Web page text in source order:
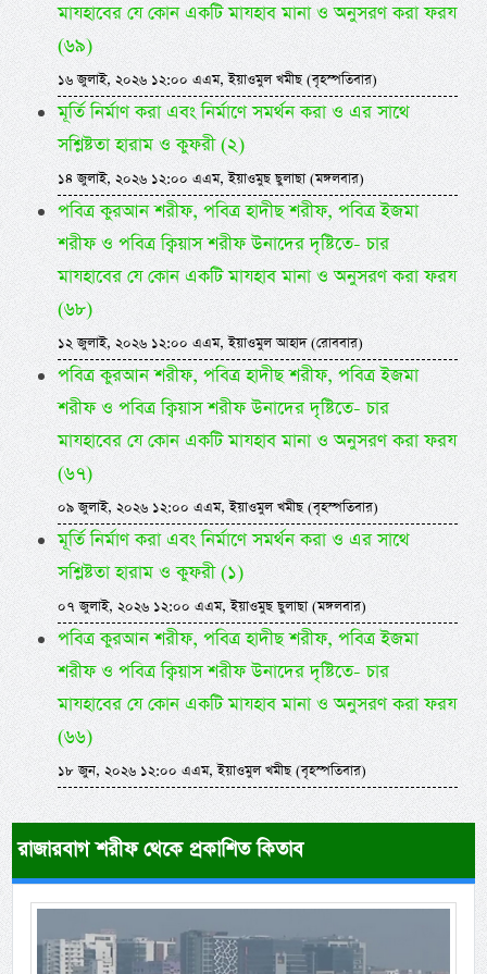
মাযহাবের যে কোন একটি মাযহাব মানা ও অনুসরণ করা ফরয
(৬৯)
১৬ জুলাই, ২০২৬ ১২:০০ এএম, ইয়াওমুল খমীছ (বৃহস্পতিবার)
মূর্তি নির্মাণ করা এবং নির্মাণে সমর্থন করা ও এর সাথে
সশ্লিষ্টতা হারাম ও কুফরী (২)
১৪ জুলাই, ২০২৬ ১২:০০ এএম, ইয়াওমুছ ছুলাছা (মঙ্গলবার)
পবিত্র কুরআন শরীফ, পবিত্র হাদীছ শরীফ, পবিত্র ইজমা
শরীফ ও পবিত্র ক্বিয়াস শরীফ উনাদের দৃষ্টিতে- চার
মাযহাবের যে কোন একটি মাযহাব মানা ও অনুসরণ করা ফরয
(৬৮)
১২ জুলাই, ২০২৬ ১২:০০ এএম, ইয়াওমুল আহাদ (রোববার)
পবিত্র কুরআন শরীফ, পবিত্র হাদীছ শরীফ, পবিত্র ইজমা
শরীফ ও পবিত্র ক্বিয়াস শরীফ উনাদের দৃষ্টিতে- চার
মাযহাবের যে কোন একটি মাযহাব মানা ও অনুসরণ করা ফরয
(৬৭)
০৯ জুলাই, ২০২৬ ১২:০০ এএম, ইয়াওমুল খমীছ (বৃহস্পতিবার)
মূর্তি নির্মাণ করা এবং নির্মাণে সমর্থন করা ও এর সাথে
সশ্লিষ্টতা হারাম ও কুফরী (১)
০৭ জুলাই, ২০২৬ ১২:০০ এএম, ইয়াওমুছ ছুলাছা (মঙ্গলবার)
পবিত্র কুরআন শরীফ, পবিত্র হাদীছ শরীফ, পবিত্র ইজমা
শরীফ ও পবিত্র ক্বিয়াস শরীফ উনাদের দৃষ্টিতে- চার
মাযহাবের যে কোন একটি মাযহাব মানা ও অনুসরণ করা ফরয
(৬৬)
১৮ জুন, ২০২৬ ১২:০০ এএম, ইয়াওমুল খমীছ (বৃহস্পতিবার)
রাজারবাগ শরীফ থেকে প্রকাশিত কিতাব